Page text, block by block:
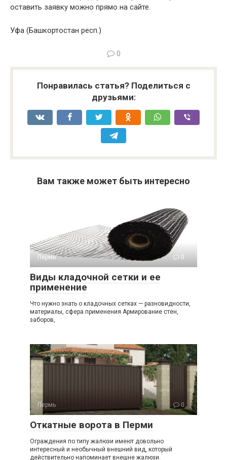
оставить заявку можно прямо на сайте.
Уфа (Башкортостан респ.)
0
Понравилась статья? Поделиться с
друзьями:
Вам также может быть интересно
Пермь 0
Виды кладочной сетки и ее
применение
Что нужно знать о кладочных сетках — разновидности,
материалы, сфера применения Армирование стен,
заборов,
Пермь 0
Откатные ворота в Перми
Ограждения по типу жалюзи имеют довольно
интересный и необычный внешний вид, который
действительно напоминает внешне жалюзи.